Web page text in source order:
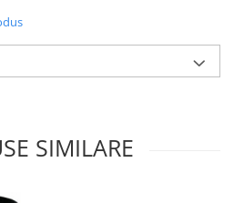
SIMILARE